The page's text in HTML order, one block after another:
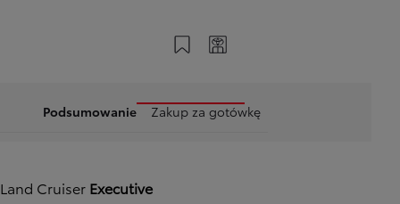
Zapisz na swoim koncie
Podsumowanie Zakup za gotówkę
Land Cruiser Executive